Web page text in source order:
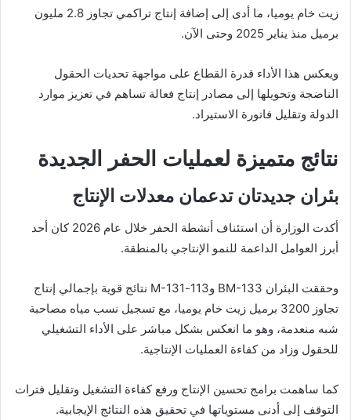
زيت خام يوميا، ما أدى إلى إضافة إنتاج تراكمي تجاوز 2.8 مليون
برميل منذ يناير 2025 وحتى الآن.
ويعكس هذا الأداء قدرة القطاع على مواجهة تحديات الحقول
الناضجة وتحويلها إلى مصادر إنتاج فعالة تساهم في تعزيز موارد
الدولة وتقليل فاتورة الاستيراد.
نتائج متميزة لعمليات الحفر الجديدة
بئران جديدتان تدعمان معدلات الإنتاج
أكدت الوزارة أن استئناف أنشطة الحفر خلال عام 2026 كان أحد
أبرز العوامل الداعمة للنمو الإنتاجي بالمنطقة.
وحققت البئران BM-133 و113-M-131 نتائج قوية بإجمالي إنتاج
تجاوز 3200 برميل زيت خام يوميا، مع تسجيل نسب مياه مصاحبة
شبه منعدمة، وهو ما انعكس بشكل مباشر على الأداء التشغيلي
للحقول وزاد من كفاءة العمليات الإنتاجية.
كما ساهمت برامج تحسين الإنتاج ورفع كفاءة التشغيل وتقليل فترات
التوقف إلى أدنى مستوياتها في تحقيق هذه النتائج الإيجابية.